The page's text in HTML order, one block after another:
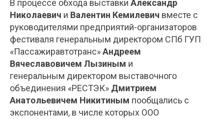
В процессе обхода выставки Александр
Николаевич и Валентин Кемилевич вместе с
руководителями предприятий-организаторов
фестиваля генеральным директором СПб ГУП
«Пассажиравтотранс»Андреем
Вячеславовичем Лызиным и
генеральным директором выставочного
объединения «РЕСТЭК» Дмитрием
Анатольевичем Никитиным пообщались с
экспонентами, в числе которых ООО